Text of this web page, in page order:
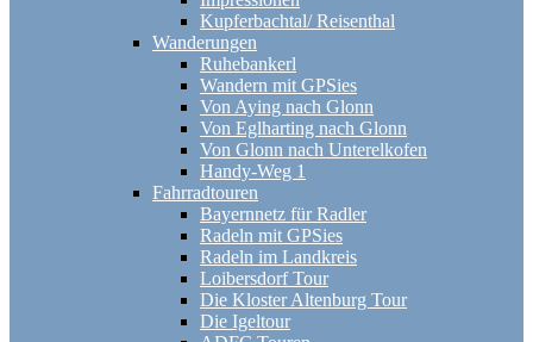
Kupferbachtal/ Reisenthal
Wanderungen
Ruhebankerl
Wandern mit GPSies
Von Aying nach Glonn
Von Eglharting nach Glonn
Von Glonn nach Unterelkofen
Handy-Weg 1
Fahrradtouren
Bayernnetz für Radler
Radeln mit GPSies
Radeln im Landkreis
Loibersdorf Tour
Die Kloster Altenburg Tour
Die Igeltour